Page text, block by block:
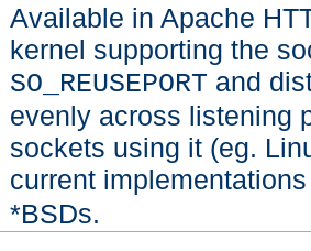
Available in Apache
kernel supporting the
SO_REUSEPORT and
evenly across listening
sockets using it (eg.
current
*BSDs.